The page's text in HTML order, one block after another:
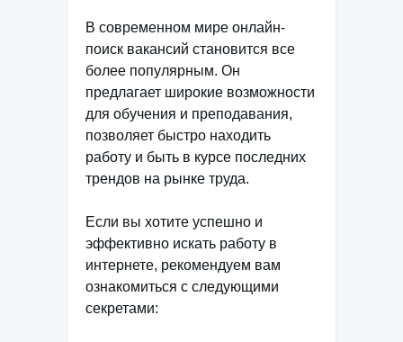
В современном мире онлайн-
поиск вакансий становится все
более популярным. Он
предлагает широкие возможности
для обучения и преподавания,
позволяет быстро находить
работу и быть в курсе последних
трендов на рынке труда.
Если вы хотите успешно и
эффективно искать работу в
интернете, рекомендуем вам
ознакомиться с следующими
секретами: